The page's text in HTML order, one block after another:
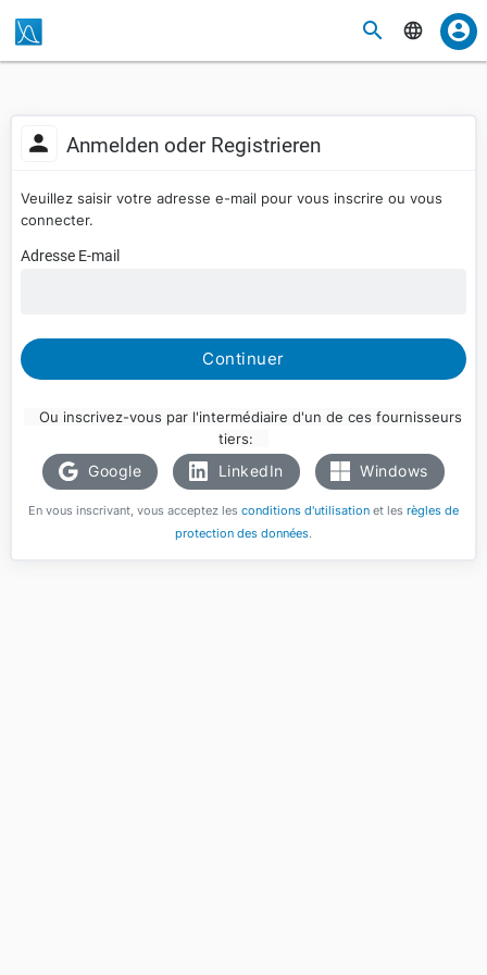
Anmelden oder Registrieren
Veuillez saisir votre adresse e-mail pour vous inscrire ou vous
connecter.
Adresse E-mail
Continuer
Ou inscrivez-vous par l'intermédiaire d'un de ces fournisseurs
tiers:
Google LinkedIn Windows
En vous inscrivant, vous acceptez les conditions d'utilisationet les règles de
protection des données.